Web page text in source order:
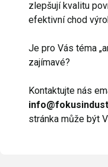
zlepšují kvalitu
efektivní chod
Je pro Vás téma
zajímavé?
Kontaktujte nás
stránka může být